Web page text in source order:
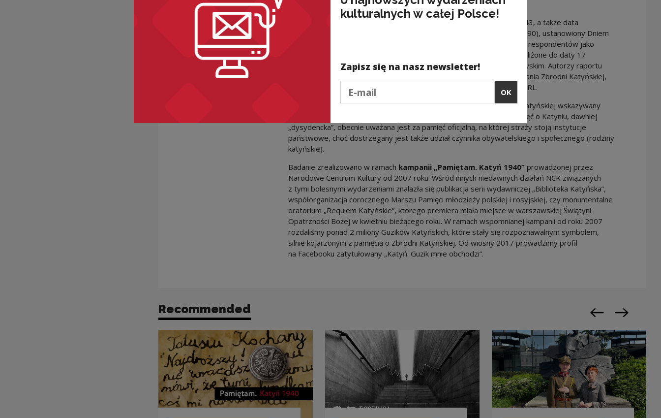
Kłamstwo Katyńskie miały istotny wpływ na powojenne losy Polski.
Dzień 13 kwietnia (data ujawnienia masowych grobów ofiar w roku 1943, a także data
przyznania sowieckiego sprawstwa przez Prezydenta ZSRR w roku 1990), ustanowiony Dniem
Pamięci Ofiar Zbrodni Katyńskiej w roku 2007, jest wskazywany przez respondentów jako
jedno ze świąt państwowych o szczególnej randze. Uzyskuje wyniki zbliżone do daty 17
września czy 19 kwietnia – daty wybuchu Powstania w Getcie Warszawskim. Autorzy raportu
zwrócili uwagę na duży udział czynnika religijnego w formach upamiętniania Zbrodni Katyńskiej,
co wiążą z rolą Kościoła jako strażnika pamięci historycznej w okresie PRL.
Jako główny i w zasadzie bezkonkurencyjny nośnik pamięci o Zbrodni Katyńskiej wskazywany
jest wspominany już film „Katyń” w reżyserii Andrzeja Wajdy. Zaś pamięć o Katyniu, dawniej
„dysydencka”, obecnie uważana jest za pamięć oficjalną, na której straży stoją instytucje
państwowe, choć dostrzegany jest także udział czynnika obywatelskiego i społecznego (rodziny
katyńskie).
Badanie zrealizowano w ramach kampanii „Pamiętam. Katyń 1940”prowadzonej przez
Narodowe Centrum Kultury od 2007 roku. Wśród innych niedawnych działań NCK związanych
z tymi bolesnymi wydarzeniami znalazła się publikacja serii wydawniczej „Biblioteka Katyńska”,
współorganizacja corocznego Marszu Pamięci młodzieży polskiej i rosyjskiej, czy monumentalne
oratorium „Requiem Katyńskie”, którego premiera miała miejsce w warszawskiej Świątyni
Opatrzności Bożej w kwietniu bieżącego roku. W ramach wspomnianej kampanii od roku 2007
rozdaliśmy ponad 2 miliony Guzików Katyńskich, które stały się rozpoznawalnym symbolem,
silnie kojarzonym z pamięcią o Zbrodni Katyńskiej. Od wiosny 2017 prowadzimy profil
na Facebooku zatytułowany „Katyń. Guzik mnie obchodzi”.
Recommended
Previous slide
Next slide
kulturalnych w całej Polsce!
Zapisz się na nasz newsletter!
OK